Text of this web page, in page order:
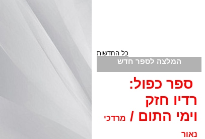
כל החדשות
המלצה לספר חדש
ספר כפול:
רדיו חזק
וימי התום / מרדכי
נאור